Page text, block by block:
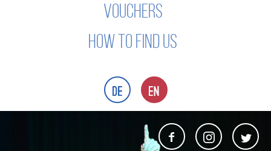
VOUCHERS
HOW TO FIND US